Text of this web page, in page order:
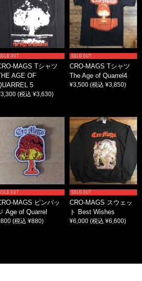
OUT
MAGS Tシャツ
AGE OF
5
(税込 ¥3,630)
SOLD OUT
CRO-MAGS Tシャツ
The Age of Quarrel4
¥3,500 (税込 ¥3,850)
OUT
MAGS ピンバッ
Age of Quarrel
(税込 ¥880)
SOLD OUT
CRO-MAGS スウェッ
ト Best Wishes
¥6,000 (税込 ¥6,600)